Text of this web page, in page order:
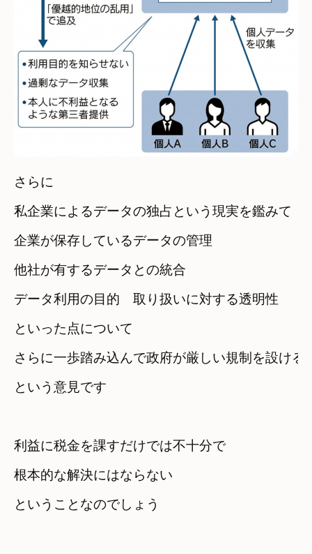
さらに
私企業によるデータの独占という現実を鑑みて
企業が保存しているデータの管理
他社が有するデータとの統合
データ利用の目的　取り扱いに対する透明性
といった点について
さらに一歩踏み込んで政府が厳しい規制を設ける
という意見です
利益に税金を課すだけでは不十分で
根本的な解決にはならない
ということなのでしょう